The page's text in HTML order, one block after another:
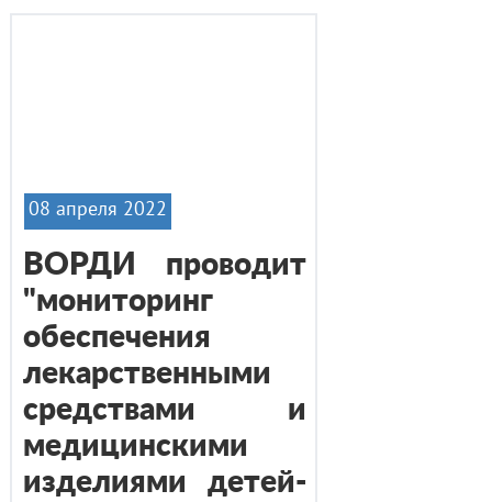
ВОРДИ проводит
"мониторинг
обеспечения
лекарственными
средствами и
медицинскими
изделиями детей-
08 апреля 2022